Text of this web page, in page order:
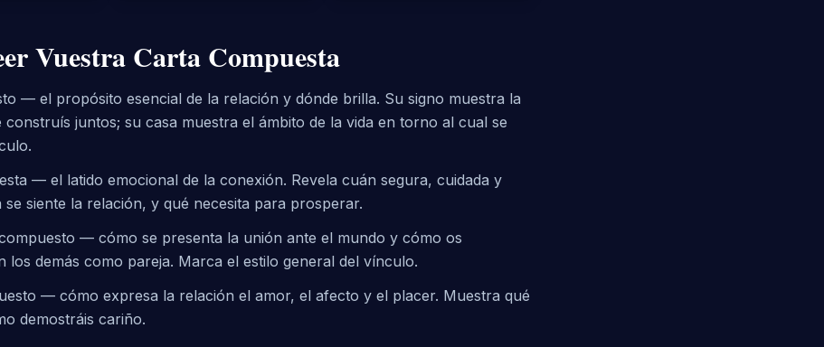
Vuestra Carta Compuesta
— el propósito esencial de la relación y dónde brilla. Su signo muestra la
construís juntos; su casa muestra el ámbito de la vida en torno al cual se
— el latido emocional de la conexión. Revela cuán segura, cuidada y
se siente la relación, y qué necesita para prosperar.
— cómo se presenta la unión ante el mundo y cómo os
los demás como pareja. Marca el estilo general del vínculo.
— cómo expresa la relación el amor, el afecto y el placer. Muestra qué
demostráis cariño.